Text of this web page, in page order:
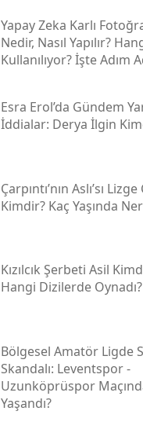
Yapay Zeka Karlı
Nedir, Nasıl Yapılır?
Kullanılıyor? İşte Adım
Esra Erol’da Gündem
İddialar: Derya İlgin
Çarpıntı’nın Aslı’sı
Kimdir? Kaç Yaşında
Kızılcık Şerbeti Asil
Hangi Dizilerde Oynadı?
Bölgesel Amatör Ligde
Skandalı: Leventspor -
Uzunköprüspor
Yaşandı?